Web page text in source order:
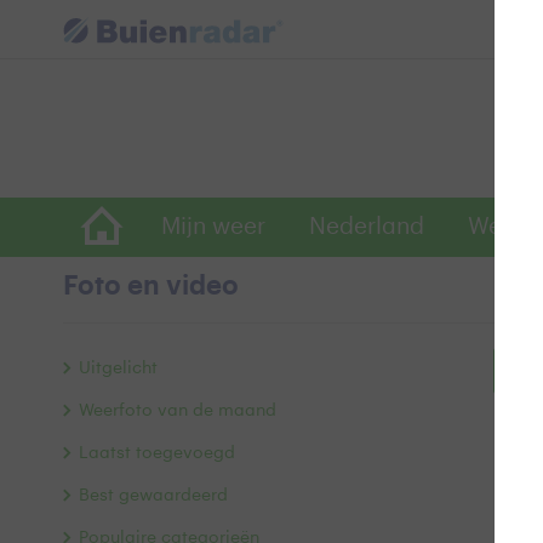
Mijn weer Nederland
Foto en video
Uitgelicht
Weerfoto van de maand
Laatst toegevoegd
Best gewaardeerd
Populaire categorieën